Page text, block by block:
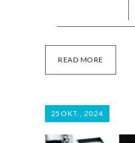
READ MORE
25 OKT., 2024